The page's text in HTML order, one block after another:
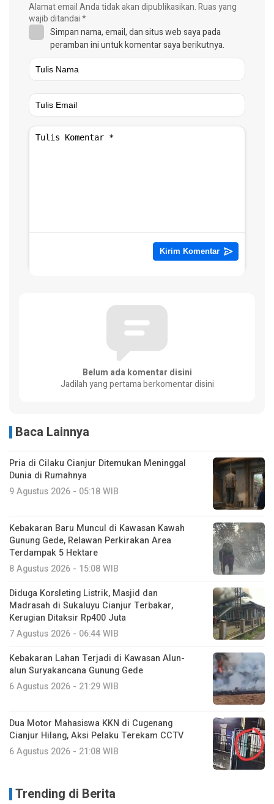
Alamat email Anda tidak akan dipublikasikan.Ruas yang
wajib ditandai*
Simpan nama, email, dan situs web saya pada
peramban ini untuk komentar saya berikutnya.
Belum ada komentar disini
Jadilah yang pertama berkomentar disini
Baca Lainnya
Pria di Cilaku Cianjur Ditemukan Meninggal
Dunia di Rumahnya
9 Agustus 2026 - 05:18 WIB
Kebakaran Baru Muncul di Kawasan Kawah
Gunung Gede, Relawan Perkirakan Area
Terdampak 5 Hektare
8 Agustus 2026 - 15:08 WIB
Diduga Korsleting Listrik, Masjid dan
Madrasah di Sukaluyu Cianjur Terbakar,
Kerugian Ditaksir Rp400 Juta
7 Agustus 2026 - 06:44 WIB
Kebakaran Lahan Terjadi di Kawasan Alun-
alun Suryakancana Gunung Gede
6 Agustus 2026 - 21:29 WIB
Dua Motor Mahasiswa KKN di Cugenang
Cianjur Hilang, Aksi Pelaku Terekam CCTV
6 Agustus 2026 - 21:08 WIB
Trending di Berita